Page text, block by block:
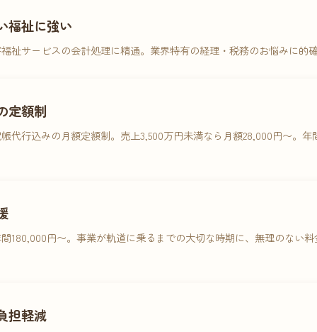
福祉に強い
祉サービスの会計処理に精通。業界特有の経理・税務のお悩みに的
定額制
代行込みの月額定額制。売上3,500万円未満なら月額28,000円〜。
180,000円〜。事業が軌道に乗るまでの大切な時期に、無理のない
担軽減